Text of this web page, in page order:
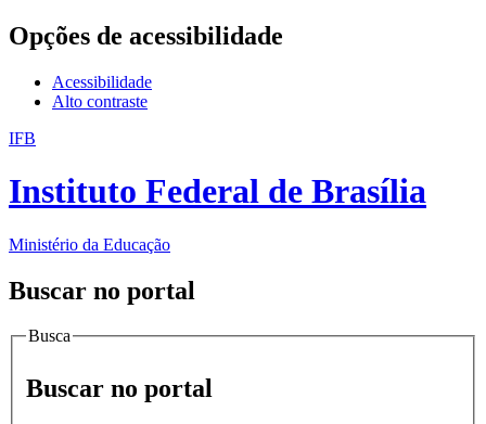
Opções de acessibilidade
Acessibilidade
Alto contraste
IFB
Instituto Federal de Brasília
Ministério da Educação
Buscar no portal
Busca
Buscar no portal